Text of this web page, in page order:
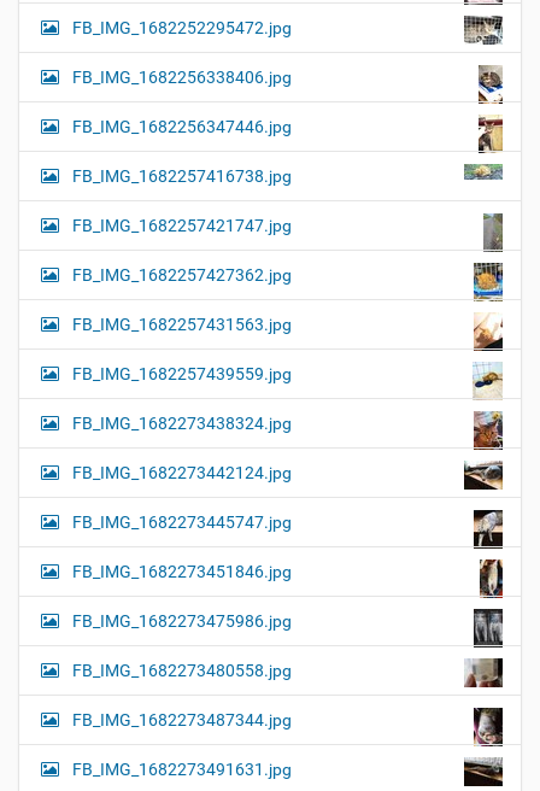
FB_IMG_1682252295472.jpg
FB_IMG_1682256338406.jpg
FB_IMG_1682256347446.jpg
FB_IMG_1682257416738.jpg
FB_IMG_1682257421747.jpg
FB_IMG_1682257427362.jpg
FB_IMG_1682257431563.jpg
FB_IMG_1682257439559.jpg
FB_IMG_1682273438324.jpg
FB_IMG_1682273442124.jpg
FB_IMG_1682273445747.jpg
FB_IMG_1682273451846.jpg
FB_IMG_1682273475986.jpg
FB_IMG_1682273480558.jpg
FB_IMG_1682273487344.jpg
FB_IMG_1682273491631.jpg